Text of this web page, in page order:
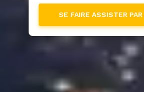
SE FAIRE ASSISTER